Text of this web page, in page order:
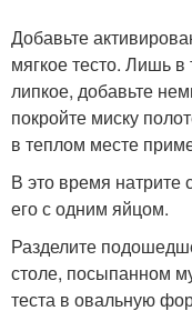
Добавьте
мягкое тесто. Лишь
липкое, добавьте
покройте миску
в теплом месте
В это время натрите
его с одним яйцом.
Разделите
столе, посыпанном
теста в овальную